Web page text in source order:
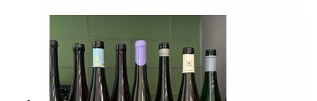
blindsmaker du også.Spoiler alert!Hvis du vil
blindsmake sammen med Ole så er vinen Ole
smaker denne uken: Brandini Barolo La Morra
2021